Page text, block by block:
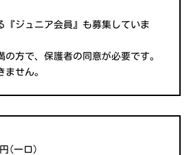
『ジュニア会員』も募集していま
の方で、保護者の同意が必要です。
せん。
(一口)